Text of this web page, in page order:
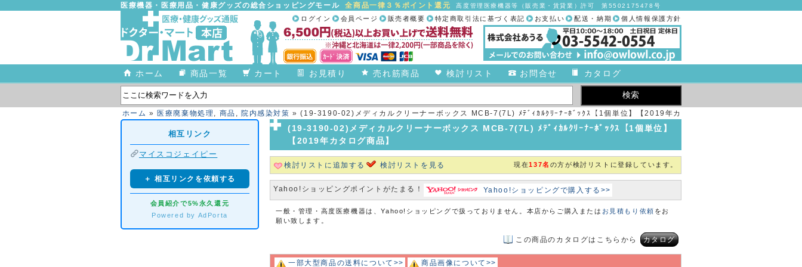
医療機器・医療用品・健康グッズの総合ショッピングモール全商品一律３％ポイント還元 高度管理医療機器等（販売業・賃貸業）許可 第5502175478号
個人情報保護方針
配送・納期
お支払い
特定商取引法に基づく表記
販売者概要
会員ページ
ログイン
ホーム 商品一覧 カート お見積り 売れ筋商品 検討リスト お問合せ カタログ
ホーム » 医療廃棄物処理 , 商品 , 院内感染対策 » (19-3190-02)メディカルクリーナーボックス MCB-7(7L) ﾒﾃﾞｨｶﾙｸﾘｰﾅｰﾎﾞｯｸｽ【1個単位】【2019年カ
タログ商品】
(19-3190-02)メディカルクリーナーボックス MCB-7(7L) ﾒﾃﾞｨｶﾙｸﾘｰﾅｰﾎﾞｯｸｽ【1個単位】
【2019年カタログ商品】
検討リストに追加する 検討リストを見る 現在137名 の方が検討リストに登録しています。
Yahoo!ショッピングポイントがたまる！ Yahoo!ショッピングで購入する>>
一般・管理・高度医療機器は、Yahoo!ショッピングで扱っておりません。本店からご購入または お見積もり依頼 をお
願い致します。
この商品のカタログはこちらから カタログ
一部大型商品の送料について>> 商品画像について>>
相互リンク
マイスコジェイピー
＋ 相互リンクを依頼する
会員紹介で5%永久還元
Powered by AdPorta